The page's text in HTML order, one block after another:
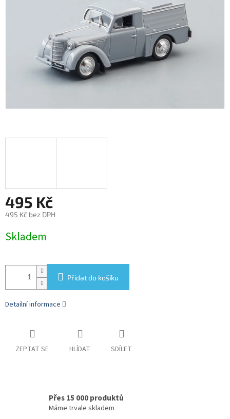
495 Kč
495 Kč bez DPH
cena:
Skladem
Přidat do košíku
Detailní informace
ZEPTAT SE HLÍDAT SDÍLET
Přes 15 000 produktů
Máme trvale skladem